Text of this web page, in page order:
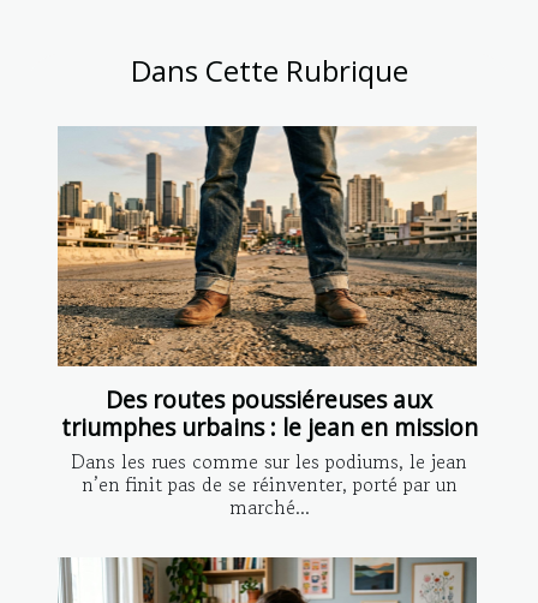
Dans Cette Rubrique
Des routes poussiéreuses aux
triumphes urbains : le jean en mission
Dans les rues comme sur les podiums, le jean
n’en finit pas de se réinventer, porté par un
marché...